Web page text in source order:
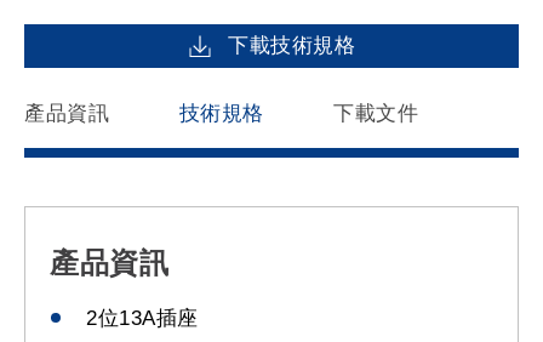
下載技術規格
產品資訊 技術規格 下載文件
產品資訊
2位13A插座